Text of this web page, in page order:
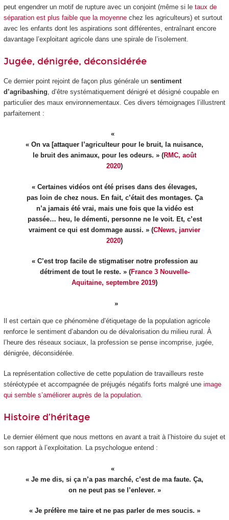
peut engendrer un motif de rupture avec un conjoint (même si le taux de
séparation est plus faible que la moyennechez les agriculteurs) et surtout
avec les enfants dont les aspirations sont différentes, entraînant encore
davantage l’exploitant agricole dans une spirale de l’isolement.
Jugée, dénigrée, déconsidérée
Ce dernier point rejoint de façon plus générale un sentiment
d’agribashing , d’être systématiquement dénigré et désigné coupable en
particulier des maux environnementaux. Ces divers témoignages l’illustrent
parfaitement :
« On va [attaquer l’agriculteur pour le bruit, la nuisance,
le bruit des animaux, pour les odeurs. » (RMC, août
2020)
« Certaines vidéos ont été prises dans des élevages,
pas loin de chez nous. En fait, c’était des montages. Ça
n’a jamais été vrai, mais une fois que la vidéo est
passée… heu, le démenti, personne ne le voit. Et, c’est
vraiment ce qui est dommage aussi. » (CNews, janvier
2020)
« C’est trop facile de stigmatiser notre profession au
détriment de tout le reste. » (France 3 Nouvelle-
Aquitaine, septembre 2019)
Il est certain que ce phénomène d’étiquetage de la population agricole
renforce le sentiment d’abandon ou de dévalorisation du milieu rural. À
l’heure des réseaux sociaux, la profession se pense incomprise, jugée,
dénigrée, déconsidérée.
La représentation collective de cette population de travailleurs reste
stéréotypée et accompagnée de préjugés négatifs forts malgré une image
qui semble s’améliorer auprès de la population.
Histoire d’héritage
Le dernier élément que nous mettons en avant a trait à l’histoire du sujet et
son rapport à l’exploitation. La psychologue entend :
« Je me dis, si ça n’a pas marché, c’est de ma faute. Ça,
on ne peut pas se l’enlever. »
« Je préfère me taire et ne pas parler de mes soucis. »